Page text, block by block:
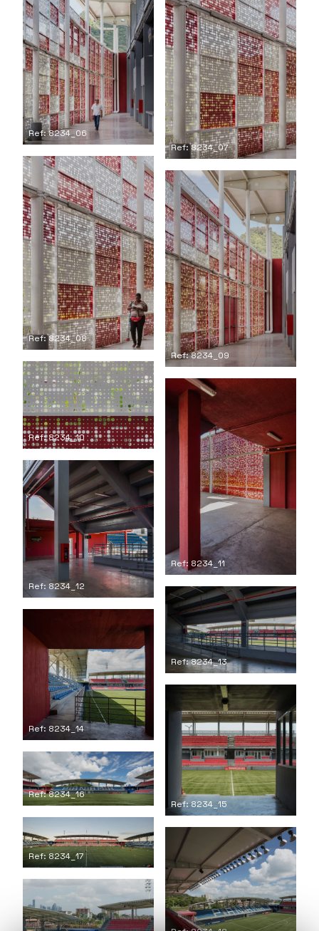
Ref: 8234_06
Ref: 8234_07
Ref: 8234_08
Ref: 8234_09
Ref: 8234_10
Ref: 8234_11
Ref: 8234_12
Ref: 8234_13
Ref: 8234_14
Ref: 8234_15
Ref: 8234_16
Ref: 8234_17